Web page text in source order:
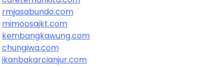
rmjasabundo.com
mimoosajkt.com
kembangkawung.com
chungiwa.com
ikanbakarcianjur.com